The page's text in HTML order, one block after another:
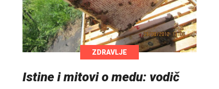
ZDRAVLJE
Istine i mitovi o medu: vodič